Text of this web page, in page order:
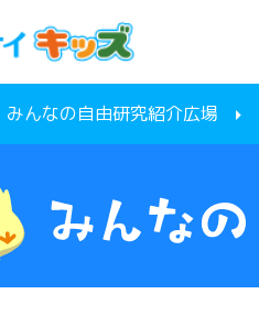
みんなの自由研究紹介広場